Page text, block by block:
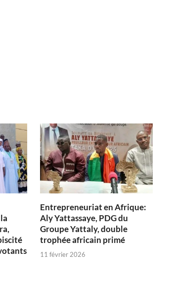
Entrepreneuriat en Afrique:
Aly Yattassaye, PDG du
Groupe Yattaly, double
trophée africain primé
11 février 2026